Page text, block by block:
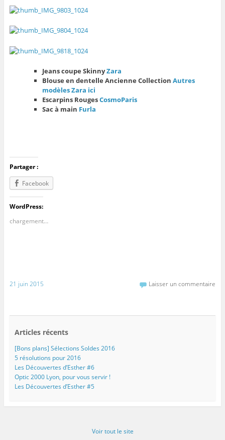
Jeans coupe SkinnyZara
Blouse en dentelle Ancienne Collection Autres
modèles Zara ici
Escarpins RougesCosmoParis
Sac à main Furla
Partager :
Facebook
WordPress:
chargement…
21 juin 2015 Laisser un commentaire
Articles récents
[Bons plans] Sélections Soldes 2016
5 résolutions pour 2016
Les Découvertes d’Esther #6
Optic 2000 Lyon, pour vous servir !
Les Découvertes d’Esther #5
Voir tout le site